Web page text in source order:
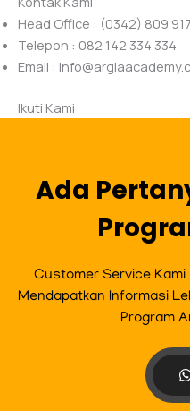
Head Office : (0342) 809 917
Telepon : 082 142 334 334
Email :
Ikuti Kami
Ada
Customer Service
Mendapatkan Informasi
Program